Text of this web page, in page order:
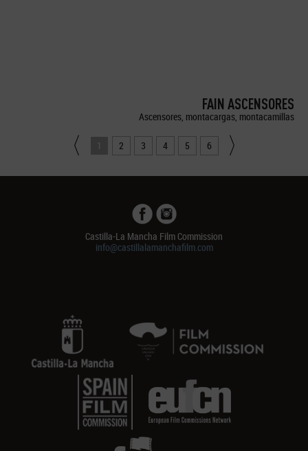
FAIN ASCENSORES
Ascensores, montacargas, montacamillas
1 2 3 4 5 6
Castilla-La Mancha Film Commission
info@castillalamanchafilm.com